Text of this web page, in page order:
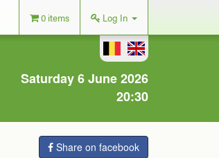
0 items Log In
Saturday 6 June 2026
20:30
Share on facebook